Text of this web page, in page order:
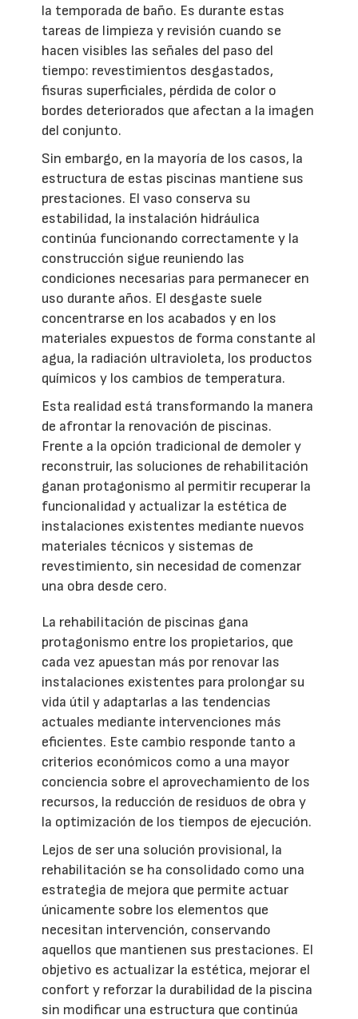
la temporada de baño. Es durante estas
tareas de limpieza y revisión cuando se
hacen visibles las señales del paso del
tiempo: revestimientos desgastados,
fisuras superficiales, pérdida de color o
bordes deteriorados que afectan a la imagen
del conjunto.
Sin embargo, en la mayoría de los casos, la
estructura de estas piscinas mantiene sus
prestaciones. El vaso conserva su
estabilidad, la instalación hidráulica
continúa funcionando correctamente y la
construcción sigue reuniendo las
condiciones necesarias para permanecer en
uso durante años. El desgaste suele
concentrarse en los acabados y en los
materiales expuestos de forma constante al
agua, la radiación ultravioleta, los productos
químicos y los cambios de temperatura.
Esta realidad está transformando la manera
de afrontar la renovación de piscinas.
Frente a la opción tradicional de demoler y
reconstruir, las soluciones de rehabilitación
ganan protagonismo al permitir recuperar la
funcionalidad y actualizar la estética de
instalaciones existentes mediante nuevos
materiales técnicos y sistemas de
revestimiento, sin necesidad de comenzar
una obra desde cero.
La rehabilitación de piscinas gana
protagonismo entre los propietarios, que
cada vez apuestan más por renovar las
instalaciones existentes para prolongar su
vida útil y adaptarlas a las tendencias
actuales mediante intervenciones más
eficientes. Este cambio responde tanto a
criterios económicos como a una mayor
conciencia sobre el aprovechamiento de los
recursos, la reducción de residuos de obra y
la optimización de los tiempos de ejecución.
Lejos de ser una solución provisional, la
rehabilitación se ha consolidado como una
estrategia de mejora que permite actuar
únicamente sobre los elementos que
necesitan intervención, conservando
aquellos que mantienen sus prestaciones. El
objetivo es actualizar la estética, mejorar el
confort y reforzar la durabilidad de la piscina
sin modificar una estructura que continúa